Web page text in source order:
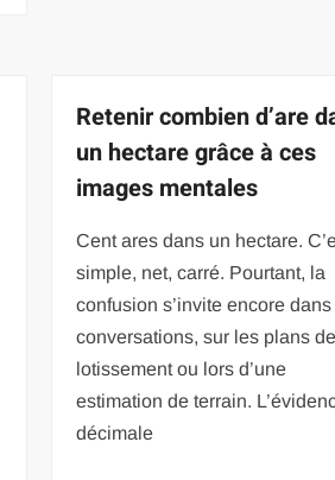
Retenir combien d’are
un hectare grâce à ces
images mentales
Cent ares dans un hectare.
simple, net, carré. Pourtant, la
confusion s’invite encore
conversations, sur les plans de
lotissement ou lors d’une
estimation de terrain.
décimale